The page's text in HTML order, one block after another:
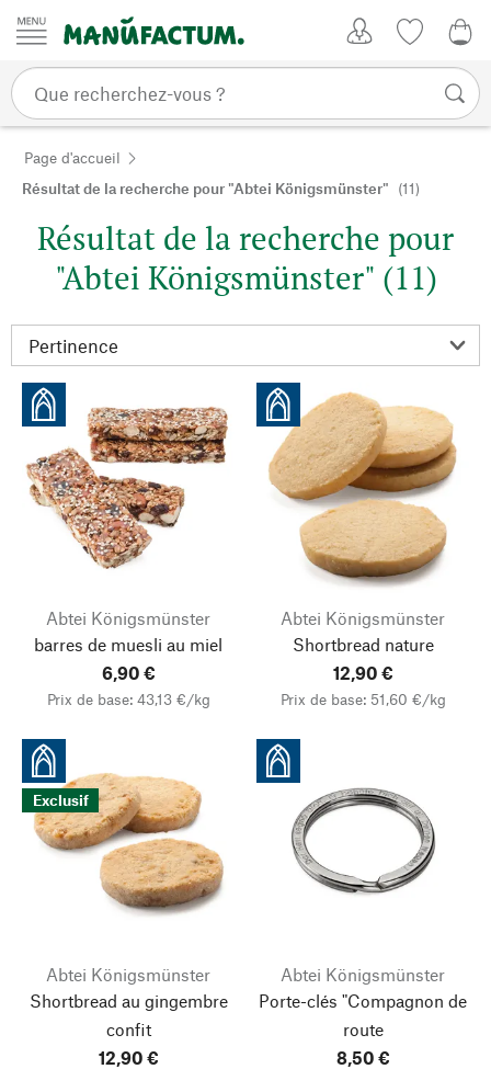
Passer au contenu
Page d'accueil
Résultat de la recherche pour "Abtei Königsmünster" (11)
Résultat de la recherche pour
"Abtei Königsmünster" (11)
Abtei Königsmünster
barres de muesli au miel
6,90 €
Prix de base: 43,13 €/kg
Abtei Königsmünster
Shortbread nature
12,90 €
Prix de base: 51,60 €/kg
Exclusif
Abtei Königsmünster
Shortbread au gingembre
confit
12,90 €
Abtei Königsmünster
Porte-clés "Compagnon de
route
8,50 €